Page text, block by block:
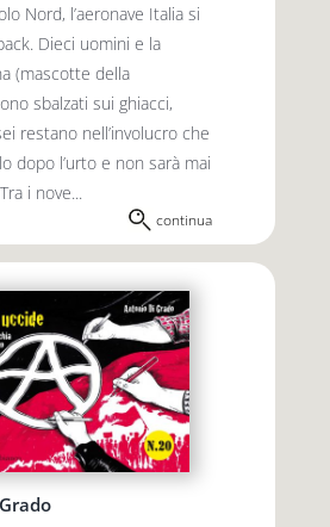
Nord, l’aeronave Italia si
Dieci uomini e la
(mascotte della
sbalzati sui ghiacci,
restano nell’involucro che
dopo l’urto e non sarà mai
i nove...
continua